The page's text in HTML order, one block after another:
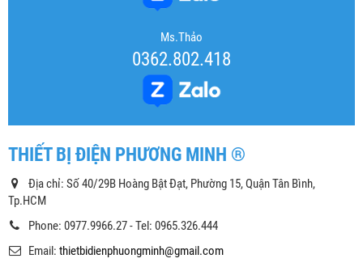
Ms.Thảo
0362.802.418
THIẾT BỊ ĐIỆN PHƯƠNG MINH ®
Địa chỉ: Số 40/29B Hoàng Bật Đạt, Phường 15, Quận Tân Bình,
Tp.HCM
Phone: 0977.9966.27 - Tel: 0965.326.444
Email: thietbidienphuongminh@gmail.com